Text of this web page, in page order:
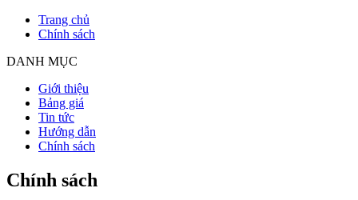
Trang chủ
Chính sách
DANH MỤC
Giới thiệu
Bảng giá
Tin tức
Hướng dẫn
Chính sách
Chính sách